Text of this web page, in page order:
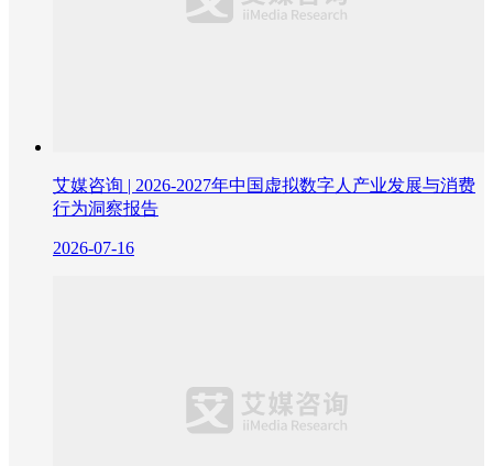
艾媒咨询 | 2026-2027年中国虚拟数字人产业发展与消费
行为洞察报告
2026-07-16